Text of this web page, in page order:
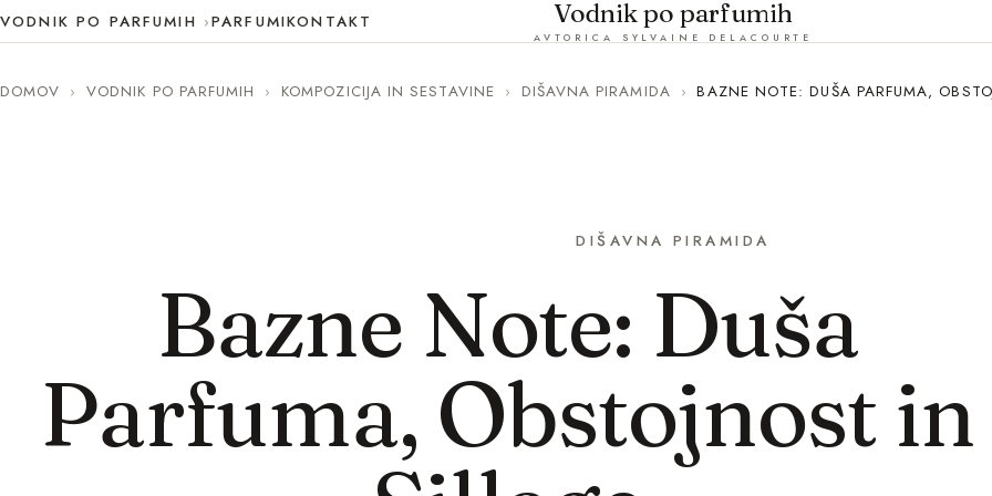
VODNIK PO PARFUMIH PARFUMIKONTAKT Vodnik po parfumih
AVTORICA SYLVAINE DELACOURTE
DOMOV › VODNIK PO PARFUMIH › KOMPOZICIJA IN SESTAVINE › DIŠAVNA PIRAMIDA › BAZNE NOTE: DUŠA PARFUMA,
DIŠAVNA PIRAMIDA
Bazne Note: Duša
Parfuma, Obstojnost in